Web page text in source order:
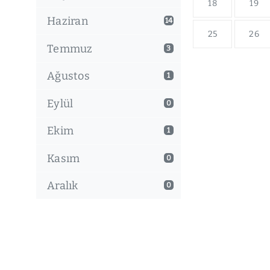
Haziran 14
Temmuz 3
Ağustos 1
Eylül 0
Ekim 1
Kasım 0
Aralık 0
18 19
25 26